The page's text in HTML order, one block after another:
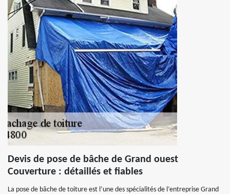
Devis de pose de bâche de Grand ouest
Couverture : détaillés et fiables
La pose de bâche de toiture est l’une des spécialités de l’entreprise Grand